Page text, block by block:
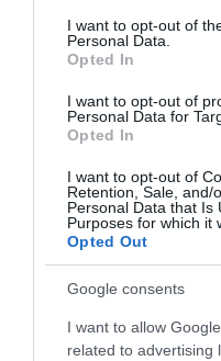
consent section.
I want to opt-out of
Personal Data.
Opted In
I want to opt-out of
Personal Data for
Opted In
I want to opt-out of
Retention, Sale, and/
Personal Data that Is
Purposes for which it
Opted Out
Google consents
I want to allow
related to advertising
Εύβοια: Αυτός είναι ο
επιχειρηματίας πού
07.08.2026 | 17:20
Οδηγός λεωφορείου
καρδιακό επεισόδιο
07.08.2026 | 17:00
Αυγουστιάτικη
Εύβοια – «Κόκκινο»
Υψηλή Γέφυρα
07.08.2026 | 16:45
Ράγισαν καρδιές στην
Εύβοια: Το τελευταίο
«αντίο» στον 36χρονο
επιχειρηματία